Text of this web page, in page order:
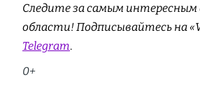
Следите за самым интересным
области! Подписывайтесь на
Telegram.
0+